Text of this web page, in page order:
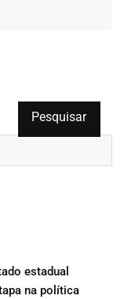
Pesquisar
estadual
na política